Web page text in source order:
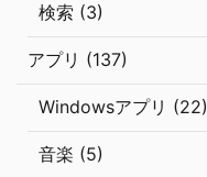
検索 (3)
アプリ (137)
Windowsアプリ (22)
音楽 (5)